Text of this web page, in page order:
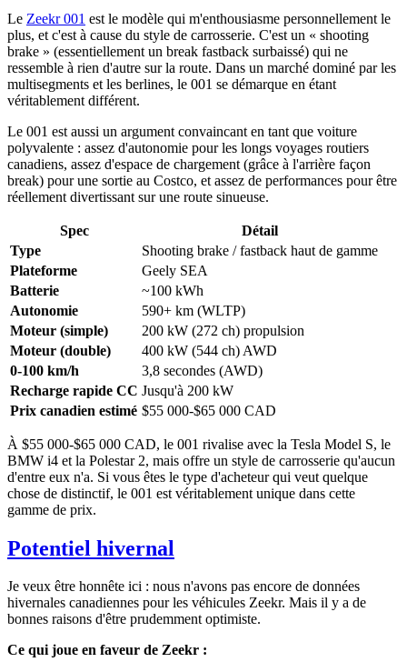
Le Zeekr 001 est le modèle qui m'enthousiasme personnellement le
plus, et c'est à cause du style de carrosserie. C'est un « shooting
brake » (essentiellement un break fastback surbaissé) qui ne
ressemble à rien d'autre sur la route. Dans un marché dominé par les
multisegments et les berlines, le 001 se démarque en étant
véritablement différent.
Le 001 est aussi un argument convaincant en tant que voiture
polyvalente : assez d'autonomie pour les longs voyages routiers
canadiens, assez d'espace de chargement (grâce à l'arrière façon
break) pour une sortie au Costco, et assez de performances pour être
réellement divertissant sur une route sinueuse.
Spec
Détail
Type
Shooting brake / fastback haut de gamme
Plateforme
Geely SEA
Batterie
~100 kWh
Autonomie
590+ km (WLTP)
Moteur (simple)
200 kW (272 ch) propulsion
Moteur (double)
400 kW (544 ch) AWD
0-100 km/h
3,8 secondes (AWD)
Recharge rapide CC Jusqu'à 200 kW
Prix canadien estimé $55 000-$65 000 CAD
À $55 000-$65 000 CAD, le 001 rivalise avec la Tesla Model S, le
BMW i4 et la Polestar 2, mais offre un style de carrosserie qu'aucun
d'entre eux n'a. Si vous êtes le type d'acheteur qui veut quelque
chose de distinctif, le 001 est véritablement unique dans cette
gamme de prix.
Potentiel hivernal
Je veux être honnête ici : nous n'avons pas encore de données
hivernales canadiennes pour les véhicules Zeekr. Mais il y a de
bonnes raisons d'être prudemment optimiste.
Ce qui joue en faveur de Zeekr :